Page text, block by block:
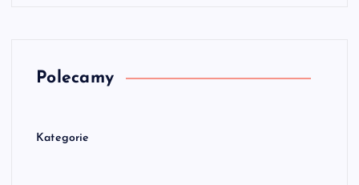
Polecamy
Kategorie